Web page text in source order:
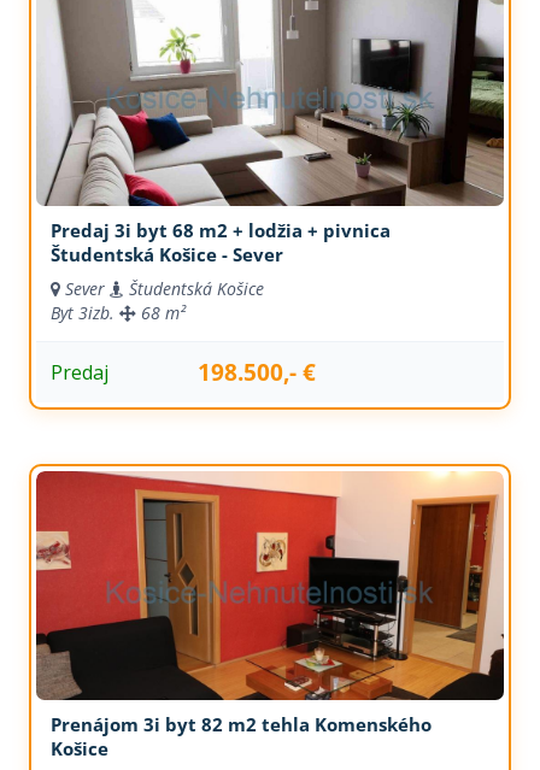
Predaj 3i byt 68 m2 + lodžia + pivnica
Študentská Košice - Sever
Sever
Študentská Košice
Byt 3izb. 68 m²
Predaj 198.500,- €
Prenájom 3i byt 82 m2 tehla Komenského
Košice